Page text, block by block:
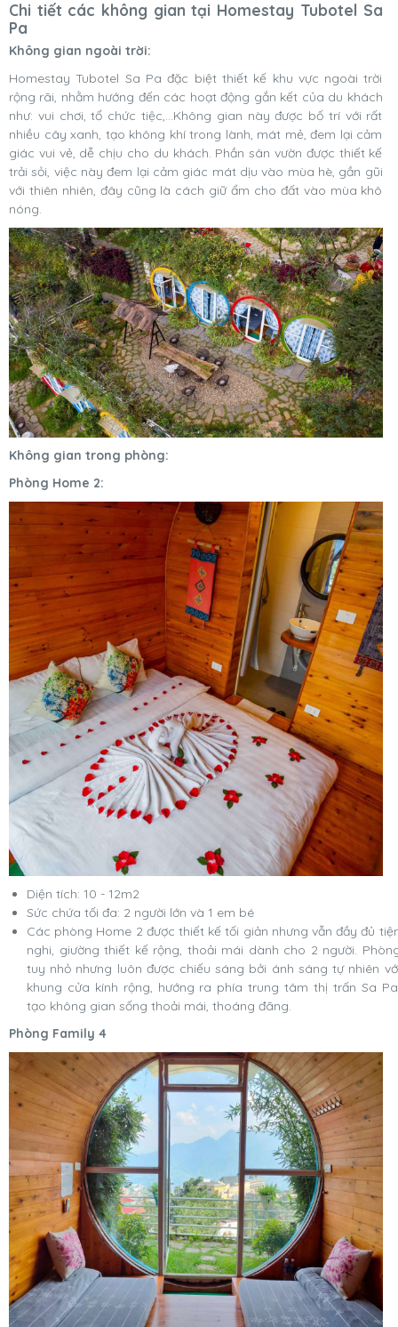
Chi tiết các không gian tại Homestay Tubotel Sa
Pa
Không gian ngoài trời:
Homestay Tubotel Sa Pa đặc biệt thiết kế khu vực ngoài trời
rộng rãi, nhằm hướng đến các hoạt động gắn kết của du khách
như: vui chơi, tổ chức tiệc,...Không gian này được bố trí với rất
nhiều cây xanh, tạo không khí trong lành, mát mẻ, đem lại cảm
giác vui vẻ, dễ chịu cho du khách. Phần sân vườn được thiết kế
trải sỏi, việc này đem lại cảm giác mát dịu vào mùa hè, gần gũi
với thiên nhiên, đây cũng là cách giữ ẩm cho đất vào mùa khô
nóng.
Không gian trong phòng:
Phòng Home 2:
Diện tích: 10 - 12m2
Sức chứa tối đa: 2 người lớn và 1 em bé
Các phòng Home 2 được thiết kế tối giản nhưng vẫn đầy đủ
nghi, giường thiết kế rộng, thoải mái dành cho 2 người.
tuy nhỏ nhưng luôn được chiếu sáng bởi ánh sáng tự nhiên
khung cửa kính rộng, hướng ra phía trung tâm thị trấn Sa
tạo không gian sống thoải mái, thoáng đãng.
Phòng Family 4